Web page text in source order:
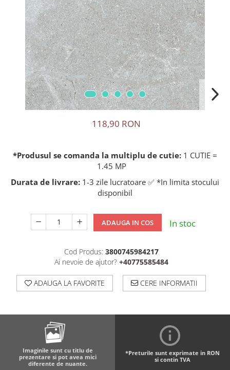
118,90 RON
*Produsul se comanda la multiplu de cutie: 1 CUTIE =
1.45 MP
Durata de livrare: 1-3 zile lucratoare ✅ *In limita stocului
disponibil
ADAUGA IN COS In stoc
Cod Produs: 3800745984217
Ai nevoie de ajutor? +40775585484
ADAUGA LA FAVORITE CERE INFORMATII
Imaginile sunt cu titlu de
prezentare si pot avea mici
diferente de nuante.
*Preturile sunt exprimate in RON
si contin TVA